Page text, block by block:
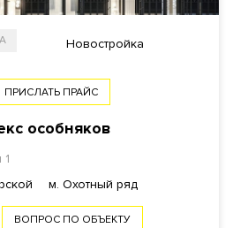
Новостройка
ПРИСЛАТЬ ПРАЙС
особняков
м. Охотный ряд
ВОПРОС ПО ОБЪЕКТУ